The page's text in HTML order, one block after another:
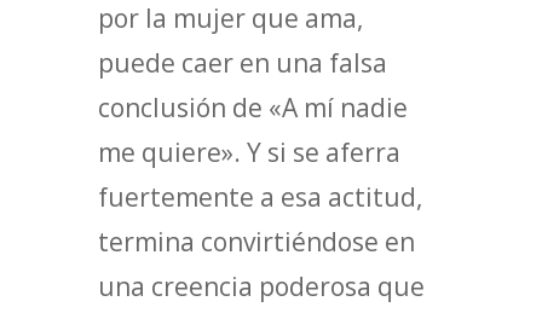
por la mujer que ama,
puede caer en una falsa
conclusión de «A mí nadie
me quiere». Y si se aferra
fuertemente a esa actitud,
termina convirtiéndose en
una creencia poderosa que